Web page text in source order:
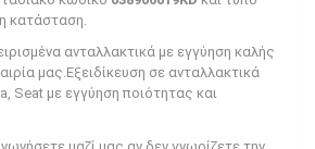
κατάσταση.
ανταλλακτικά με εγγύηση καλής
μας.Εξειδίκευση σε ανταλλακτικά
Seat με εγγύηση ποιότητας και